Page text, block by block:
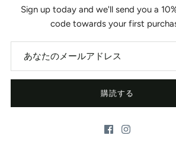
すべての D リング、バックル、およびスト
後にシステム全体の監査を行ったのはい
Sign up today and we'll send you a
code towards your first
購読する